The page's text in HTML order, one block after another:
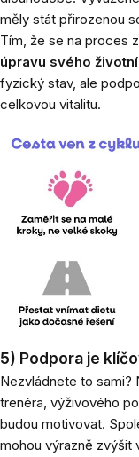
měly stát přirozenou
Tím, že se na proces
úpravu svého
fyzický stav, ale
celkovou vitalitu.
5) Podpora je
Nezvládnete to sami?
trenéra, výživového
budou motivovat.
mohou výrazně zvýšit